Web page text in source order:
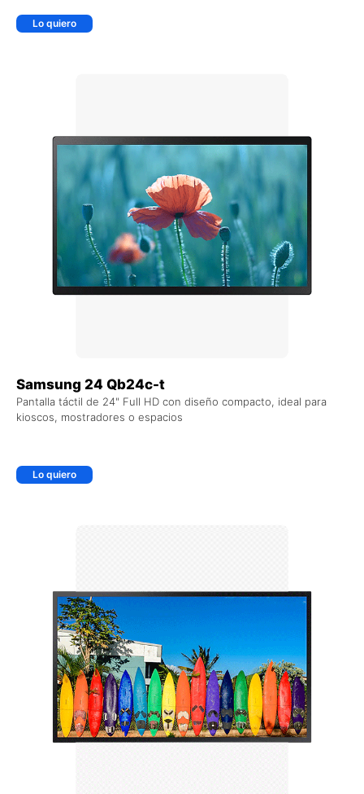
Lo quiero
Samsung 24 Qb24c-t
Pantalla táctil de 24" Full HD con diseño compacto, ideal para
kioscos, mostradores o espacios
Lo quiero